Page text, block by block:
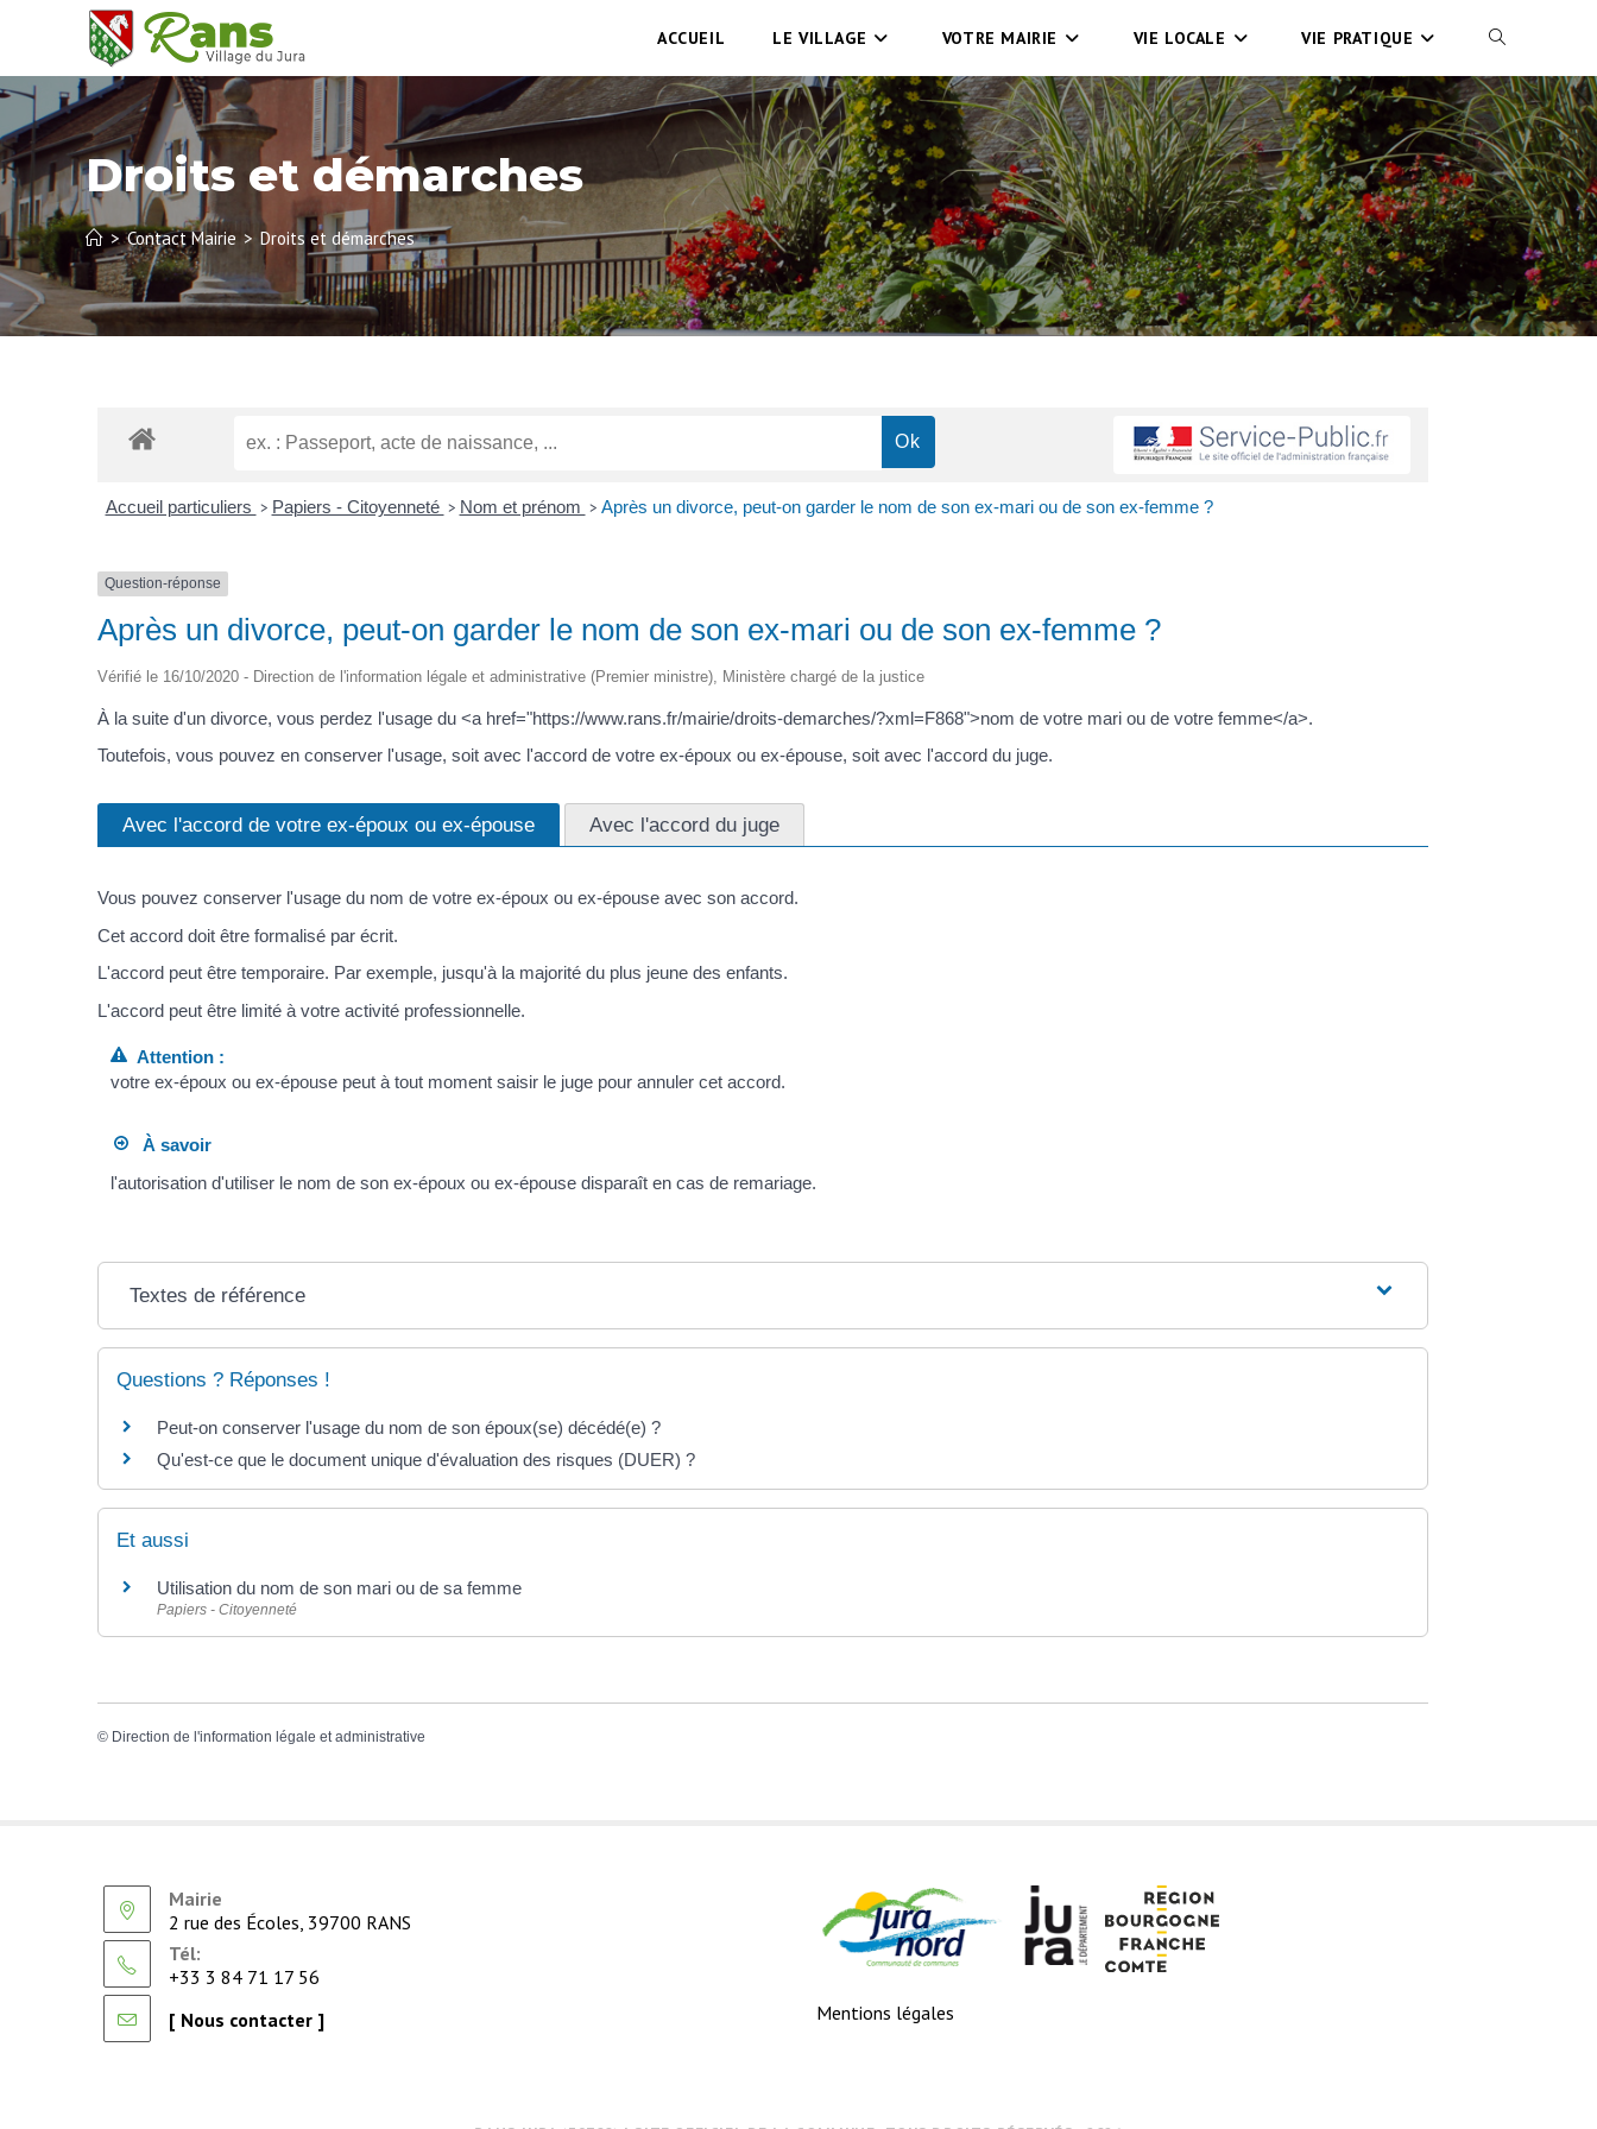
ACCUEIL LE VILLAGE VOTRE MAIRIE VIE LOCALE VIE PRATIQUE
Droits et démarches
> Contact Mairie > Droits et démarches
Accueil particuliers > Papiers - Citoyenneté > Nom et prénom > Après un divorce, peut-on garder le nom de son ex-mari ou de son ex-femme ?
Question-réponse
Après un divorce, peut-on garder le nom de son ex-mari ou de son ex-femme ?
Vérifié le 16/10/2020 - Direction de l'information légale et administrative (Premier ministre), Ministère chargé de la justice
À la suite d'un divorce, vous perdez l'usage du <a href="https://www.rans.fr/mairie/droits-demarches/?xml=F868">nom de votre mari ou de votre femme</a>.
Toutefois, vous pouvez en conserver l'usage, soit avec l'accord de votre ex-époux ou ex-épouse, soit avec l'accord du juge.
Avec l'accord de votre ex-époux ou ex-épouse Avec l'accord du juge
Vous pouvez conserver l'usage du nom de votre ex-époux ou ex-épouse avec son accord.
Cet accord doit être formalisé par écrit.
L'accord peut être temporaire. Par exemple, jusqu'à la majorité du plus jeune des enfants.
L'accord peut être limité à votre activité professionnelle.
Attention :
votre ex-époux ou ex-épouse peut à tout moment saisir le juge pour annuler cet accord.
À savoir
l'autorisation d'utiliser le nom de son ex-époux ou ex-épouse disparaît en cas de remariage.
Textes de référence
Questions ? Réponses !
Peut-on conserver l'usage du nom de son époux(se) décédé(e) ?
Qu'est-ce que le document unique d'évaluation des risques (DUER) ?
Et aussi
Utilisation du nom de son mari ou de sa femme
Papiers - Citoyenneté
© Direction de l'information légale et administrative
Mairie
2 rue des Écoles, 39700 RANS
Tél:
+33 3 84 71 17 56
[ Nous contacter ]
Mentions légales